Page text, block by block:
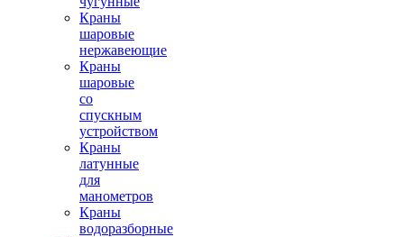
Краны
шаровые
нержавеющие
Краны
шаровые
со
спускным
устройством
Краны
латунные
для
манометров
Краны
водоразборные